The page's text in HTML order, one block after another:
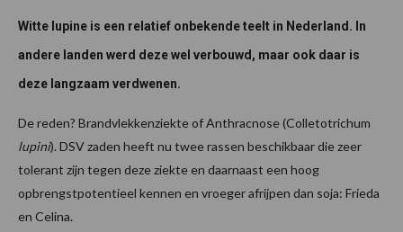
Witte lupine is een relatief onbekende teelt in Nederland. In
andere landen werd deze wel verbouwd, maar ook daar is
deze langzaam verdwenen.
De reden? Brandvlekkenziekte of Anthracnose (Colletotrichum
lupini). DSV zaden heeft nu twee rassen beschikbaar die zeer
tolerant zijn tegen deze ziekte en daarnaast een hoog
opbrengstpotentieel kennen en vroeger afrijpen dan soja: Frieda
en Celina.